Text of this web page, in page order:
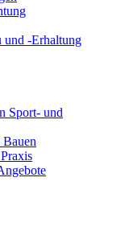
und -Erhaltung
Sport- und